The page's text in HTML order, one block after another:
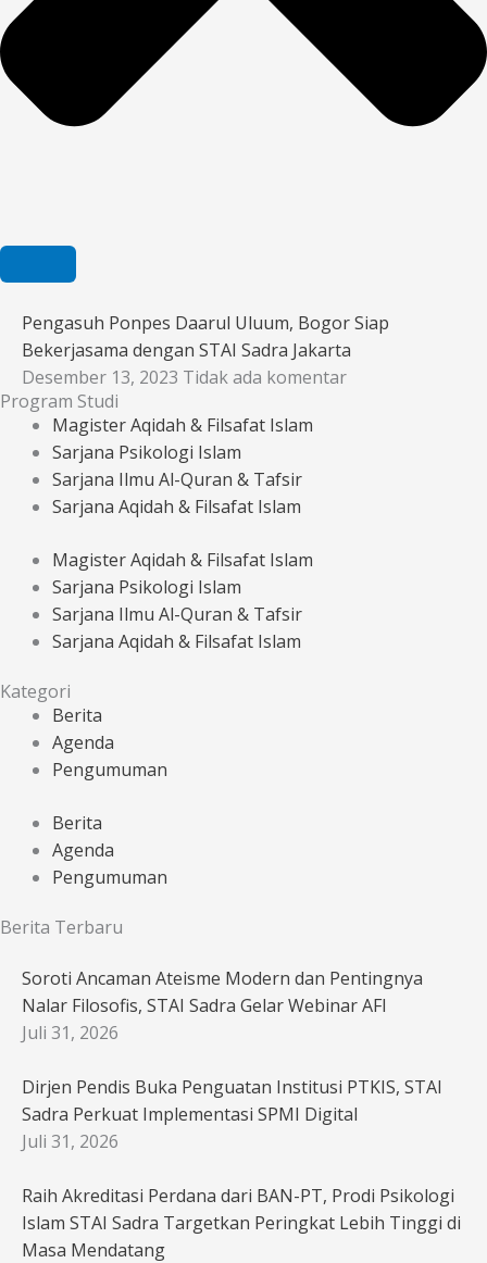
Pengasuh Ponpes Daarul Uluum, Bogor Siap
Bekerjasama dengan STAI Sadra Jakarta
Desember 13, 2023 Tidak ada komentar
Program Studi
Magister Aqidah & Filsafat Islam
Sarjana Psikologi Islam
Sarjana Ilmu Al-Quran & Tafsir
Sarjana Aqidah & Filsafat Islam
Magister Aqidah & Filsafat Islam
Sarjana Psikologi Islam
Sarjana Ilmu Al-Quran & Tafsir
Sarjana Aqidah & Filsafat Islam
Kategori
Berita
Agenda
Pengumuman
Berita
Agenda
Pengumuman
Berita Terbaru
Soroti Ancaman Ateisme Modern dan Pentingnya
Nalar Filosofis, STAI Sadra Gelar Webinar AFI
Juli 31, 2026
Dirjen Pendis Buka Penguatan Institusi PTKIS, STAI
Sadra Perkuat Implementasi SPMI Digital
Juli 31, 2026
Raih Akreditasi Perdana dari BAN-PT, Prodi Psikologi
Islam STAI Sadra Targetkan Peringkat Lebih Tinggi di
Masa Mendatang